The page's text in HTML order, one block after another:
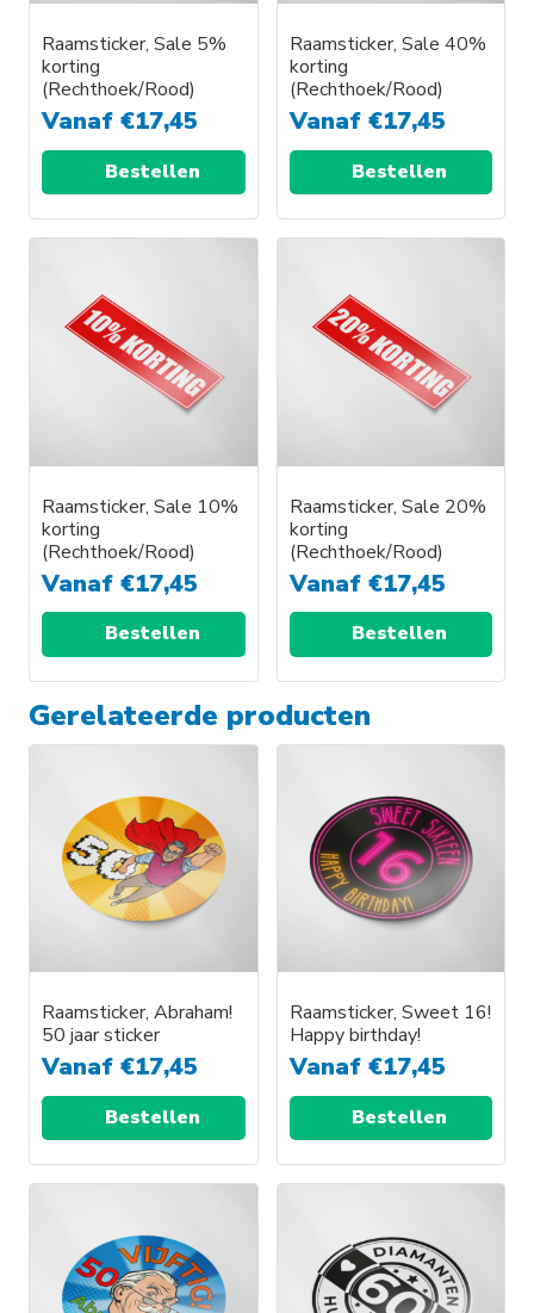
Raamsticker, Sale 5%
korting
(Rechthoek/Rood)
Vanaf €17,45
Bestellen
Dit
meerdere
variaties.
Deze
optie
gekozen
worden
de
productpagina
Raamsticker, Sale 40%
korting
(Rechthoek/Rood)
Vanaf €17,45
Bestellen
Dit
meerdere
variaties.
Deze
optie
gekozen
worden
de
productpagina
Raamsticker, Sale 10%
korting
(Rechthoek/Rood)
Vanaf €17,45
Bestellen
product
variaties.
Deze
optie
kan
gekozen
de
productpagina
Raamsticker, Sale 20%
korting
(Rechthoek/Rood)
Vanaf €17,45
Bestellen
variaties.
Deze
optie
kan
gekozen
de
productpagina
Gerelateerde producten
Raamsticker, Abraham!
50 jaar sticker
Vanaf €17,45
Bestellen
Dit
heeft
meerdere
variaties.
Raamsticker, Sweet 16!
Happy birthday!
Vanaf €17,45
Bestellen
Dit
heeft
meerdere
variaties.